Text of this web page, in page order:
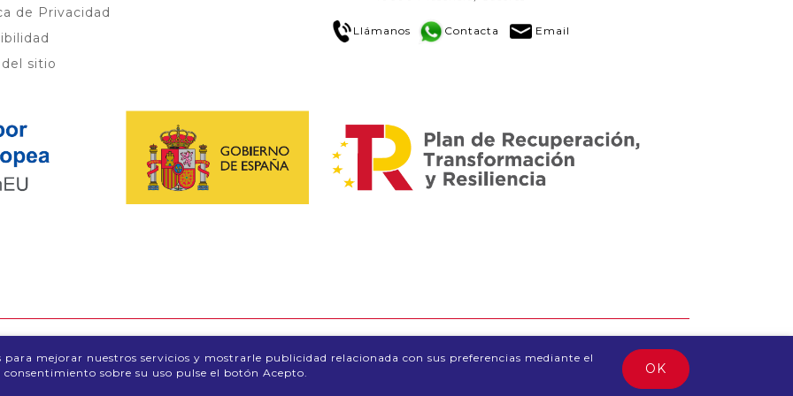
de Privacidad
sitio
Llámanos Contacta Email
mejorar nuestros servicios y mostrarle publicidad relacionada con sus preferencias mediante el
sobre su uso pulse el botón Acepto.
OK